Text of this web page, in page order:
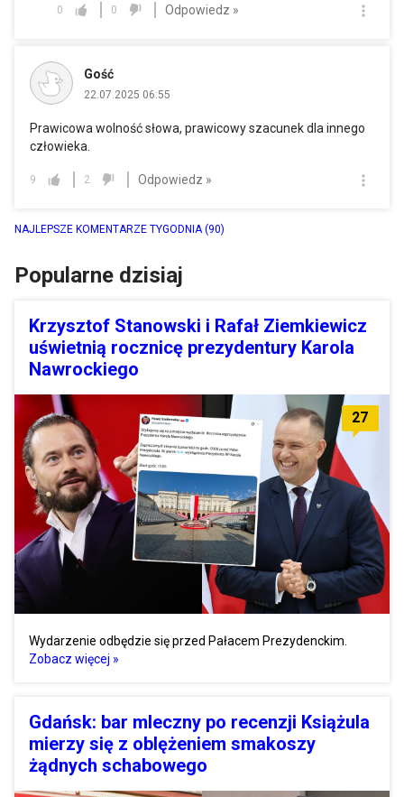
0 0 Odpowiedz »
Gość
22.07.2025 06:55
Prawicowa wolność słowa, prawicowy szacunek dla innego
człowieka.
9 2 Odpowiedz »
NAJLEPSZE KOMENTARZE TYGODNIA(90)
Popularne dzisiaj
Krzysztof Stanowski i Rafał Ziemkiewicz
uświetnią rocznicę prezydentury Karola
Nawrockiego
27
Wydarzenie odbędzie się przed Pałacem Prezydenckim.
Zobacz więcej »
Gdańsk: bar mleczny po recenzji Książula
mierzy się z oblężeniem smakoszy
żądnych schabowego